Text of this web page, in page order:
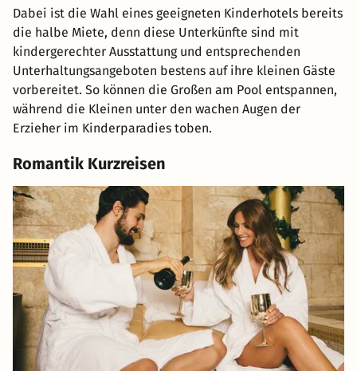
Dabei ist die Wahl eines geeigneten Kinderhotels bereits
die halbe Miete, denn diese Unterkünfte sind mit
kindergerechter Ausstattung und entsprechenden
Unterhaltungsangeboten bestens auf ihre kleinen Gäste
vorbereitet. So können die Großen am Pool entspannen,
während die Kleinen unter den wachen Augen der
Erzieher im Kinderparadies toben.
Romantik Kurzreisen